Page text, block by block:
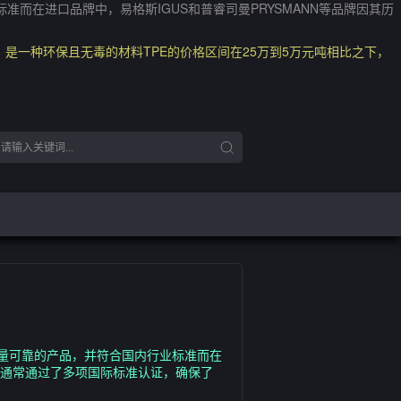
而在进口品牌中，易格斯IGUS和普睿司曼PRYSMANN等品牌因其历
一种环保且无毒的材料TPE的价格区间在25万到5万元吨相比之下，
可靠的产品，并符合国内行业标准而在
常通过了多项国际标准认证，确保了